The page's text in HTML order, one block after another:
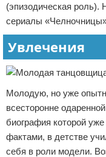
(эпизодическая
сериалы
Увлечения
Молодую, но уже
всесторонне
биография которой
фактами, в детстве
себя в роли модели.